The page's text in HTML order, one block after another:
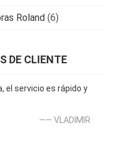
Roland (6)
DE CLIENTE
el servicio es rápido y
—— VLADIMIR